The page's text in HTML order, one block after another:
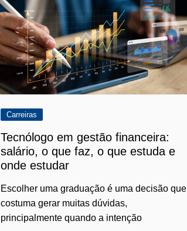
Carreiras
Tecnólogo em gestão financeira:
salário, o que faz, o que estuda e
onde estudar
Escolher uma graduação é uma decisão que
costuma gerar muitas dúvidas,
principalmente quando a intenção